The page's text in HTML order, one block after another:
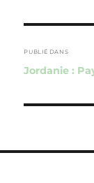
de
PUBLIÉ DANS
Jordanie :